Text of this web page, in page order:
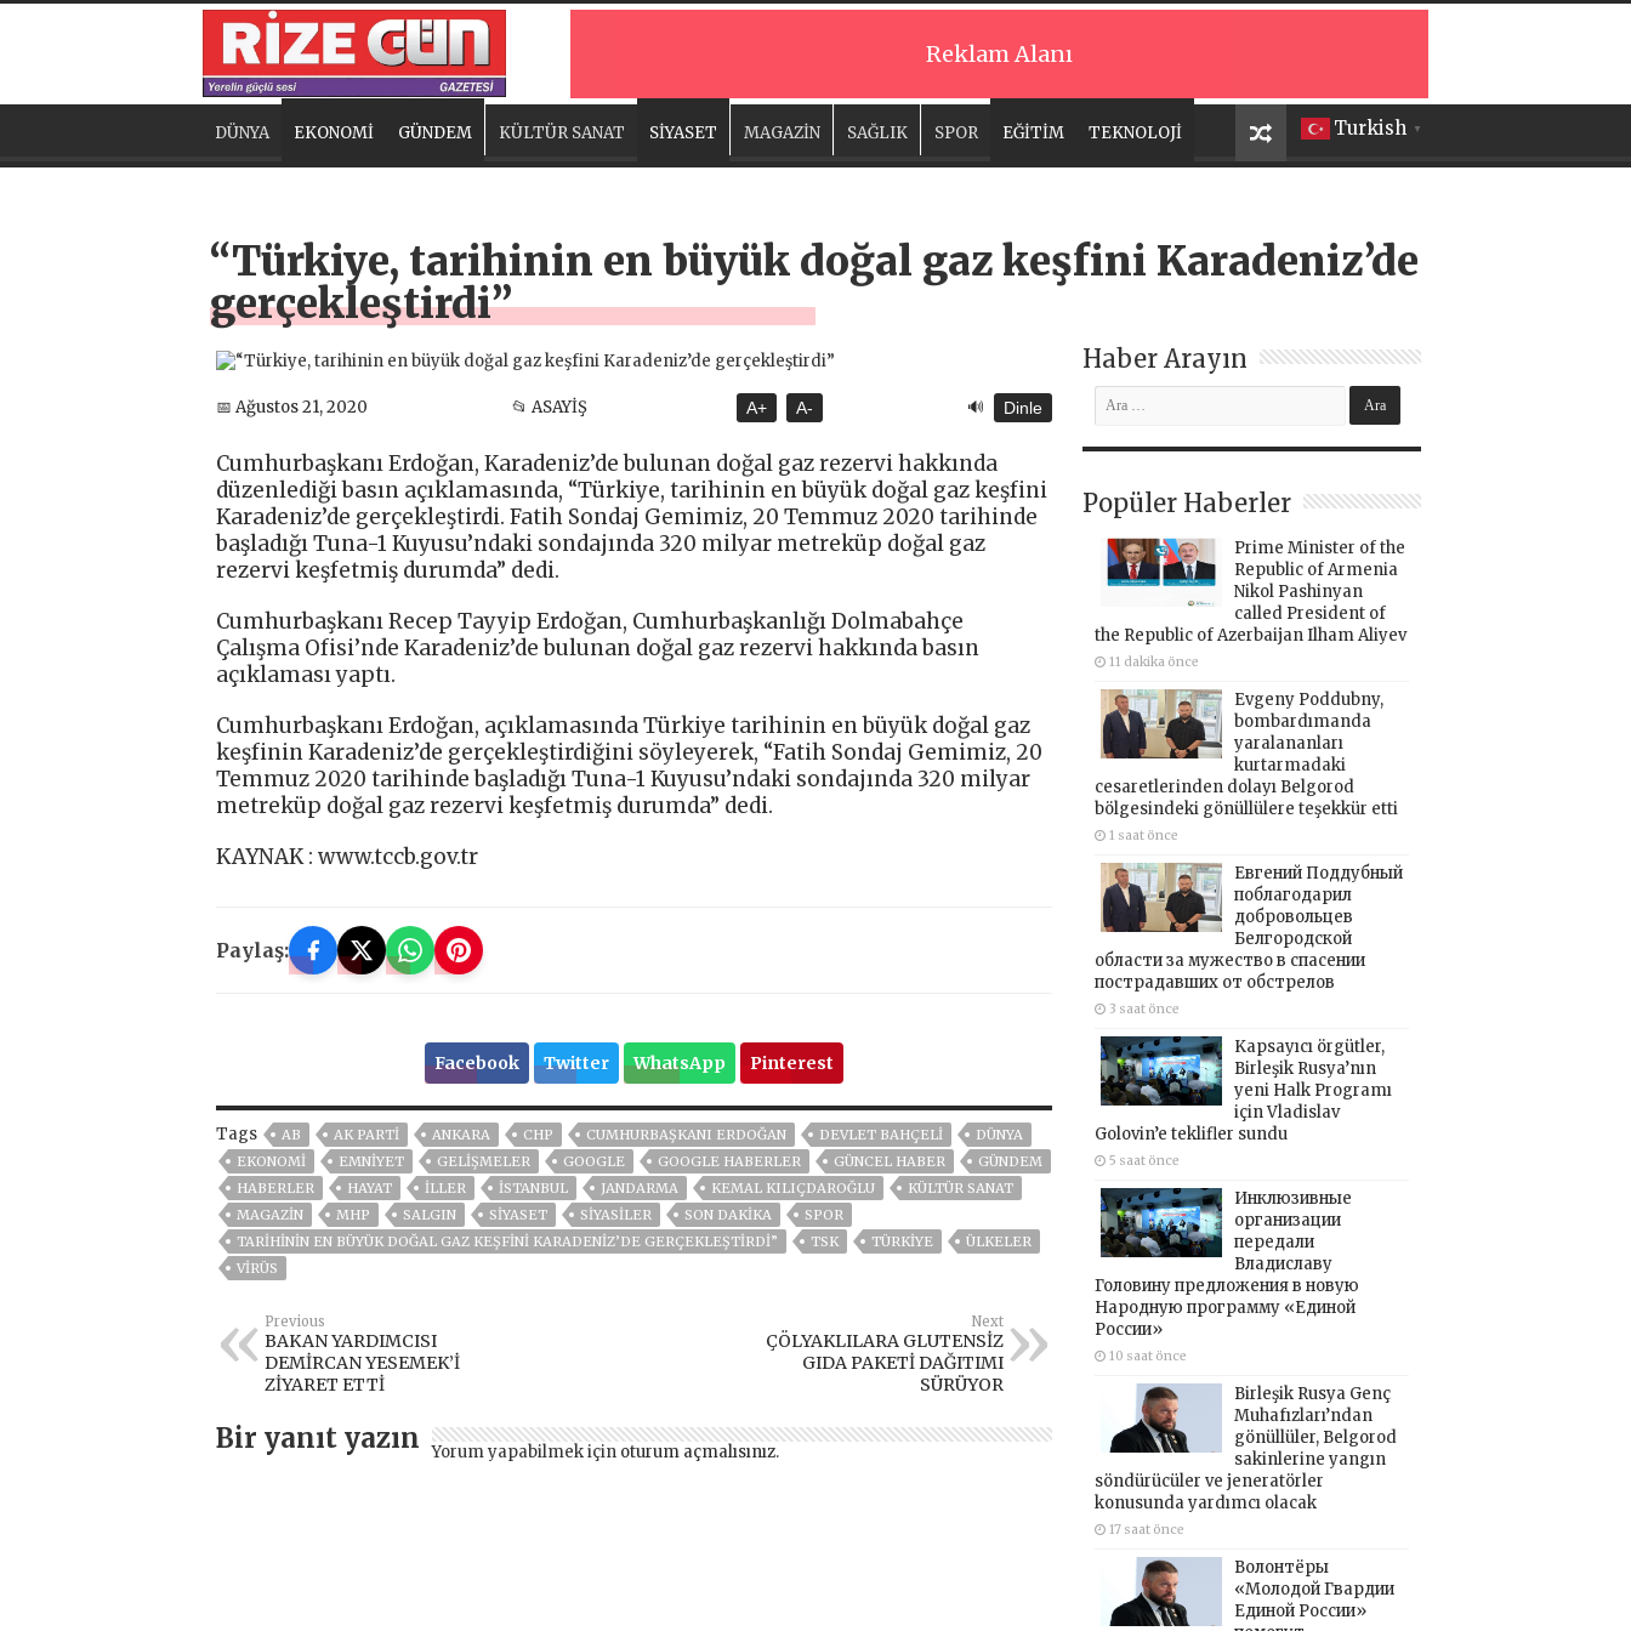
Reklam Alanı
Turkish ▼
DÜNYA EKONOMİ GÜNDEM KÜLTÜR SANAT SİYASET MAGAZİN SAĞLIK SPOR EĞİTİM TEKNOLOJİ
“Türkiye, tarihinin en büyük doğal gaz keşfini Karadeniz’de
gerçekleştirdi”
📅 Ağustos 21, 2020 📂 ASAYİŞ A+ A- 🔊 Dinle
Cumhurbaşkanı Erdoğan, Karadeniz’de bulunan doğal gaz rezervi hakkında
düzenlediği basın açıklamasında, “Türkiye, tarihinin en büyük doğal gaz keşfini
Karadeniz’de gerçekleştirdi. Fatih Sondaj Gemimiz, 20 Temmuz 2020 tarihinde
başladığı Tuna-1 Kuyusu’ndaki sondajında 320 milyar metreküp doğal gaz
rezervi keşfetmiş durumda” dedi.
Cumhurbaşkanı Recep Tayyip Erdoğan, Cumhurbaşkanlığı Dolmabahçe
Çalışma Ofisi’nde Karadeniz’de bulunan doğal gaz rezervi hakkında basın
açıklaması yaptı.
Cumhurbaşkanı Erdoğan, açıklamasında Türkiye tarihinin en büyük doğal gaz
keşfinin Karadeniz’de gerçekleştirdiğini söyleyerek, “Fatih Sondaj Gemimiz, 20
Temmuz 2020 tarihinde başladığı Tuna-1 Kuyusu’ndaki sondajında 320 milyar
metreküp doğal gaz rezervi keşfetmiş durumda” dedi.
KAYNAK : www.tccb.gov.tr
Paylaş:
Facebook Twitter WhatsApp Pinterest
Tags AB AK PARTİ ANKARA CHP CUMHURBAŞKANI ERDOĞAN DEVLET BAHÇELİ
DÜNYA
EKONOMİ
EMNİYET GELIŞMELER GOOGLE GOOGLE HABERLER GÜNCEL HABER
GÜNDEM
HABERLER
HAYAT İLLER ISTANBUL JANDARMA KEMAL KILIÇDAROĞLU
KÜLTÜR SANAT
MAGAZİN
MHP SALGIN SİYASET SİYASİLER SON DAKIKA
SPOR
TARIHININ EN BÜYÜK DOĞAL GAZ KEŞFINI KARADENIZ’DE GERÇEKLEŞTIRDI”
TSK TÜRKİYE
ÜLKELER
VIRÜS
Previous
BAKAN YARDIMCISI
DEMİRCAN YESEMEK’İ
ZİYARET ETTİ
Next
ÇÖLYAKLILARA GLUTENSİZ
GIDA PAKETİ DAĞITIMI
SÜRÜYOR
Bir yanıt yazın Yorum yapabilmek için oturum açmalısınız.
Haber Arayın
Popüler Haberler
Prime Minister of the
Republic of Armenia
Nikol Pashinyan
called President of
the Republic of Azerbaijan Ilham Aliyev
11 dakika önce
Evgeny Poddubny,
bombardımanda
yaralananları
kurtarmadaki
cesaretlerinden dolayı Belgorod
bölgesindeki gönüllülere teşekkür etti
1 saat önce
Евгений Поддубный
поблагодарил
добровольцев
Белгородской
области за мужество в спасении
пострадавших от обстрелов
3 saat önce
Kapsayıcı örgütler,
Birleşik Rusya’nın
yeni Halk Programı
için Vladislav
Golovin’e teklifler sundu
5 saat önce
Инклюзивные
организации
передали
Владиславу
Головину предложения в новую
Народную программу «Единой
России»
10 saat önce
Birleşik Rusya Genç
Muhafızları’ndan
gönüllüler, Belgorod
sakinlerine yangın
söndürücüler ve jeneratörler
konusunda yardımcı olacak
17 saat önce
Волонтёры
«Молодой Гвардии
Единой России»